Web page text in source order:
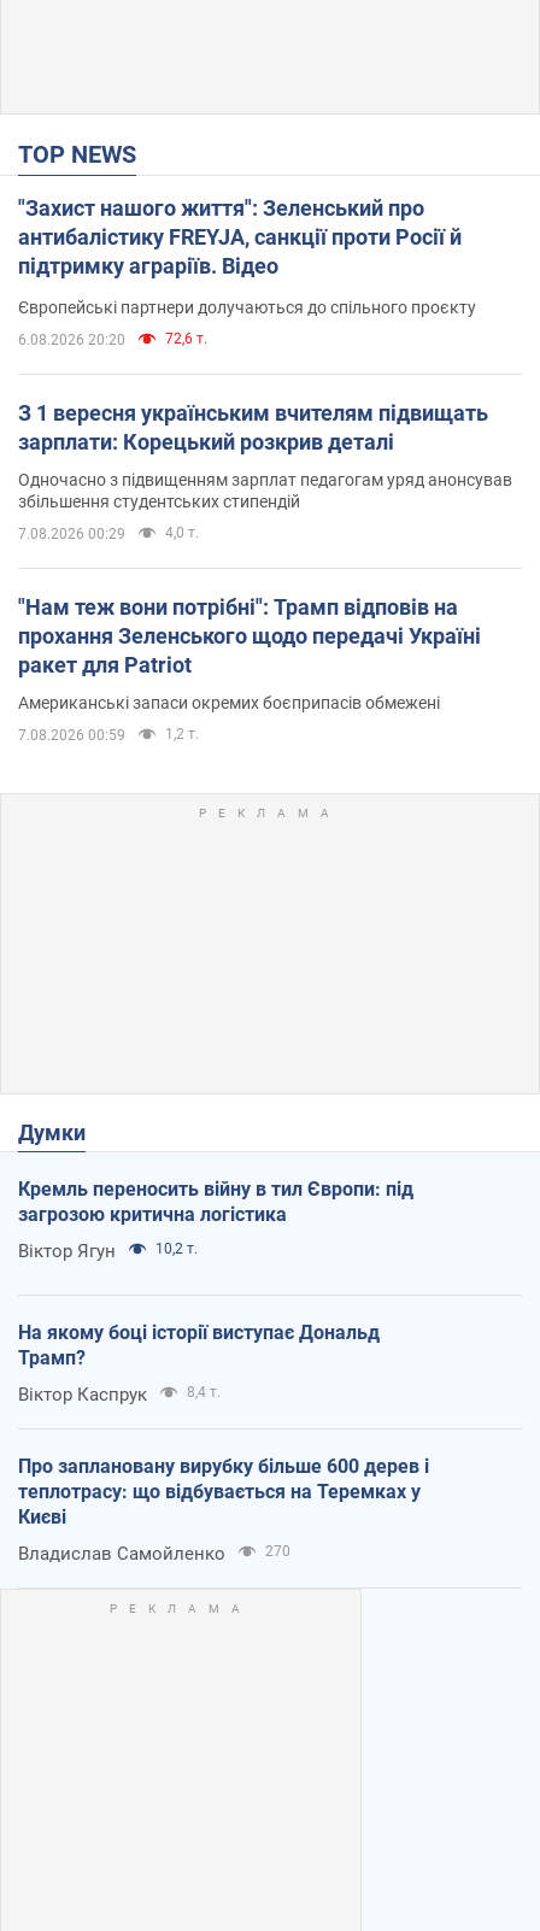
TOP NEWS
"Захист нашого життя": Зеленський про
антибалістику FREYJA, санкції проти Росії й
підтримку аграріїв. Відео
Європейські партнери долучаються до спільного проєкту
6.08.2026 20:20 72,6 т.
З 1 вересня українським вчителям підвищать
зарплати: Корецький розкрив деталі
Одночасно з підвищенням зарплат педагогам уряд анонсував
збільшення студентських стипендій
7.08.2026 00:29 4,0 т.
"Нам теж вони потрібні": Трамп відповів на
прохання Зеленського щодо передачі Україні
ракет для Patriot
Американські запаси окремих боєприпасів обмежені
7.08.2026 00:59 1,2 т.
Думки
Кремль переносить війну в тил Європи: під
загрозою критична логістика
Віктор Ягун 10,2 т.
На якому боці історії виступає Дональд
Трамп?
Віктор Каспрук 8,4 т.
Про заплановану вирубку більше 600 дерев і
теплотрасу: що відбувається на Теремках у
Києві
Владислав Самойленко 270